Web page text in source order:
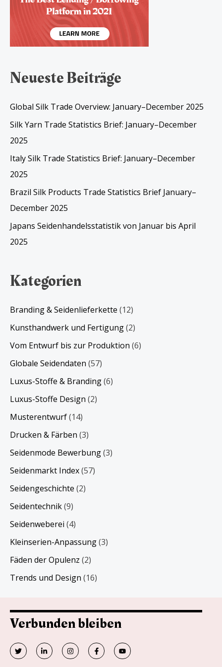
Neueste Beiträge
Global Silk Trade Overview: January–December 2025
Silk Yarn Trade Statistics Brief: January–December
2025
Italy Silk Trade Statistics Brief: January–December
2025
Brazil Silk Products Trade Statistics Brief January–
December 2025
Japans Seidenhandelsstatistik von Januar bis April
2025
Kategorien
Branding & Seidenlieferkette (12)
Kunsthandwerk und Fertigung(2)
Vom Entwurf bis zur Produktion (6)
Globale Seidendaten (57)
Luxus-Stoffe & Branding(6)
Luxus-Stoffe Design (2)
Musterentwurf(14)
Drucken & Färben (3)
Seidenmode Bewerbung(3)
Seidenmarkt Index(57)
Seidengeschichte (2)
Seidentechnik(9)
Seidenweberei (4)
Kleinserien-Anpassung(3)
Fäden der Opulenz (2)
Trends und Design (16)
Verbunden bleiben
T
w
i
V
e
r
I
n
s
F
a
c
Y
o
u